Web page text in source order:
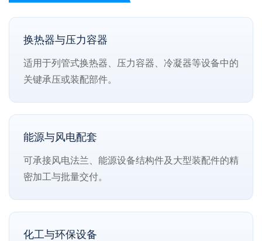
换热器与压力容器
适用于列管式换热器、压力容器、冷凝器等设备中的
关键承压或装配部件。
能源与风电配套
可承接风电法兰、能源设备结构件及大型装配件的精
密加工与批量交付。
化工与环保设备